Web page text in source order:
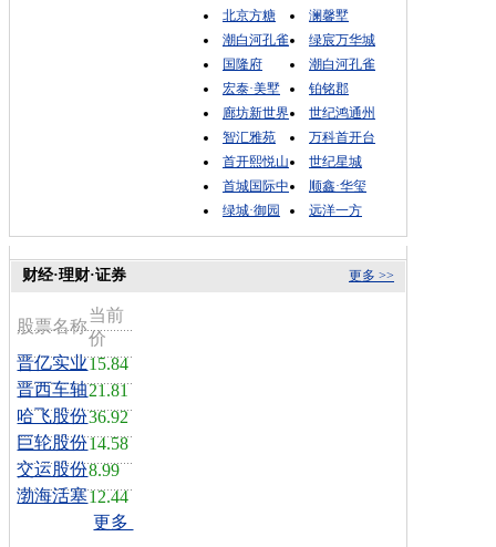
北京方糖
澜馨墅
潮白河孔雀
绿宸万华城
国隆府
潮白河孔雀
宏泰·美墅
铂铭郡
廊坊新世界
世纪鸿通州
智汇雅苑
万科首开台
首开熙悦山
世纪星城
首城国际中
顺鑫·华玺
绿城·御园
远洋一方
更多 >>
财经·理财·证券
股票名称
当前
价
晋亿实业15.84
晋西车轴21.81
哈飞股份36.92
巨轮股份14.58
交运股份8.99
渤海活塞12.44
更多